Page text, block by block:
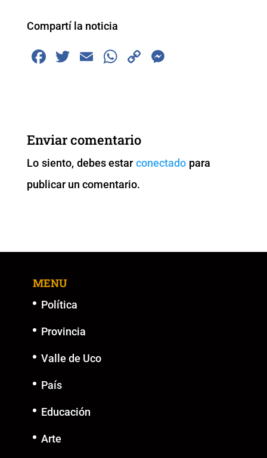
Compartí la noticia
F
b
o
o
k
T
E
W
A
p
p
C
k
er
Enviar comentario
Lo siento, debes estarconectado para
publicar un comentario.
MENU
Política
Provincia
Valle de Uco
País
Educación
Arte